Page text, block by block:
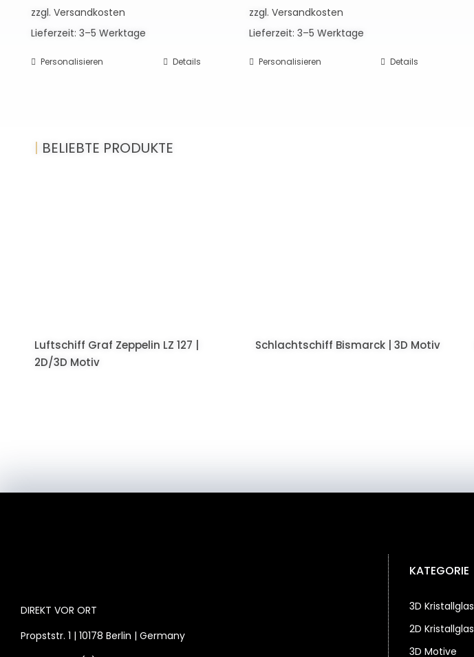
zzgl. Versandkosten
Lieferzeit: 3–5 Werktage
Personalisieren Details
zzgl. Versandkosten
Lieferzeit: 3–5 Werktage
Personalisieren Details
| BELIEBTE PRODUKTE
Luftschiff Graf Zeppelin LZ 127 |
2D/3D Motiv
Schlachtschiff Bismarck | 3D Motiv
DIREKT VOR ORT
Propststr. 1 | 10178 Berlin | Germany
KATEGORIE
3D Kristallglas
2D Kristallglas
3D Motive